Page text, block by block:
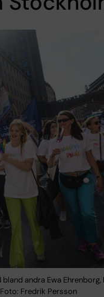
andra Ewa Ehrenborg,
Fredrik Persson